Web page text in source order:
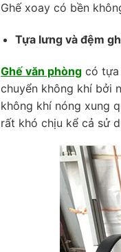
Ghế xoay có bền
Tựa lưng và đệm
Ghế văn phòng có tựa
chuyển không khí bởi
không khí nóng xung
rất khó chịu kể cả sử